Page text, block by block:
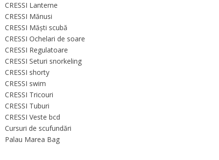
CRESSI Lanterne
CRESSI Mănusi
CRESSI Măşti scubă
CRESSI Ochelari de soare
CRESSI Regulatoare
CRESSI Seturi snorkeling
CRESSI shorty
CRESSI swim
CRESSI Tricouri
CRESSI Tuburi
CRESSI Veste bcd
Cursuri de scufundări
Palau Marea Bag